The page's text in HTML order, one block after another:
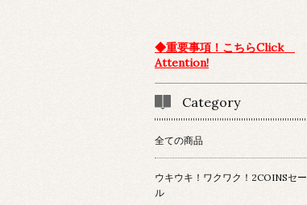
◆重要事項！こちらClick
Attention!
Category
全ての商品
ウキウキ！ワクワク！2COINSセー
ル